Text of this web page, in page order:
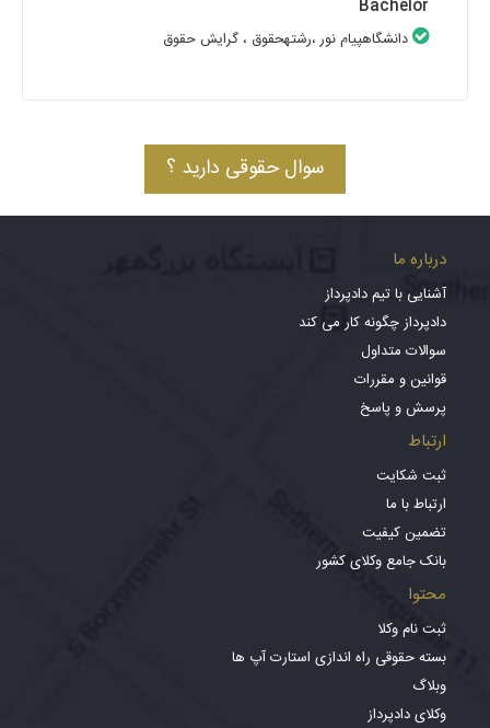
Bachelor
دانشگاهپیام نور ،رشتهحقوق ، گرایش حقوق
سوال حقوقی دارید ؟
درباره ما
آشنایی با تیم دادپرداز
دادپرداز چگونه کار می کند
سوالات متداول
قوانین و مقررات
پرسش و پاسخ
ارتباط
ثبت شکایت
ارتباط با ما
تضمین کیفیت
بانک جامع وکلای کشور
محتوا
ثبت نام وکلا
بسته حقوقی راه اندازی استارت آپ ها
وبلاگ
وکلای دادپرداز